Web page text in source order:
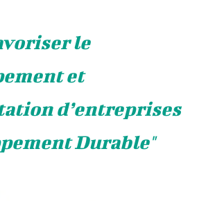
le
et
d’entreprises
Durable"